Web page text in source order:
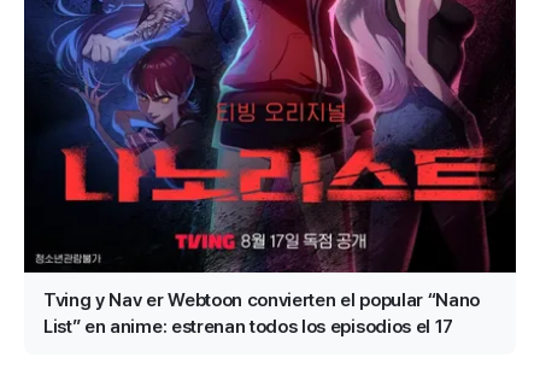
Tving y Nav er Webtoon convierten el popular “Nano
List” en anime: estrenan todos los episodios el 17